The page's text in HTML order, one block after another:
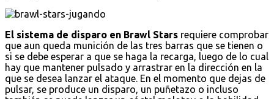
El sistema de disparo en Brawl Stars requiere comprobar
que aun queda munición de las tres barras que se tienen o
si se debe esperar a que se haga la recarga, luego de lo cual
hay que mantener pulsado y arrastrar en la dirección en la
que se desea lanzar el ataque. En el momento que dejas de
pulsar, se produce un disparo, un puñetazo o incluso